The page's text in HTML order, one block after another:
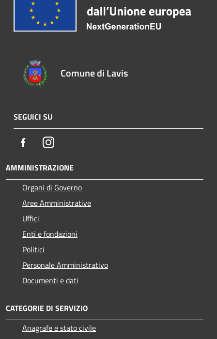
Comune di Lavis
SEGUICI SU
FacebookInstagram
AMMINISTRAZIONE
Organi di Governo
Aree Amministrative
Uffici
Enti e fondazioni
Politici
Personale Amministrativo
Documenti e dati
CATEGORIE DI SERVIZIO
Anagrafe e stato civile